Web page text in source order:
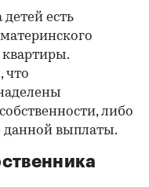
есть
что
либо
данной выплаты.